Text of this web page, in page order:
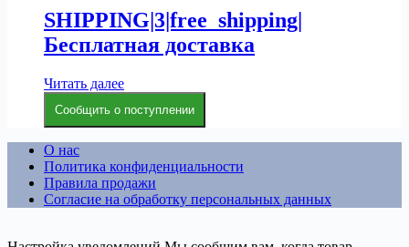
SHIPPING|3|free_shipping|
Бесплатная доставка
Читать далее
Сообщить о поступлении
О нас
Политика конфиденциальности
Правила продажи
Согласие на обработку персональных данных